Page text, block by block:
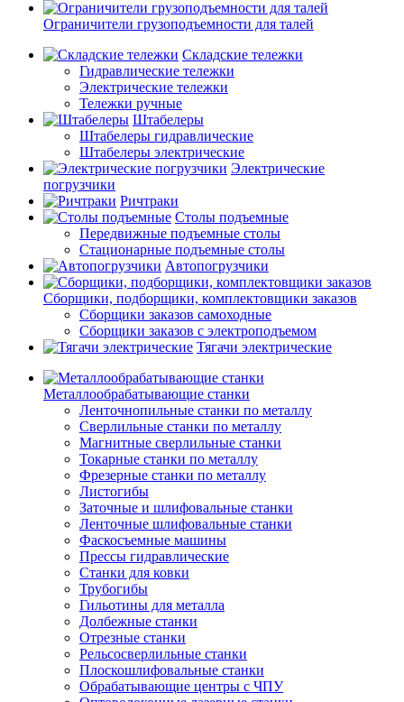
Ограничители грузоподъемности для талей
Складские тележки
Гидравлические тележки
Электрические тележки
Тележки ручные
Штабелеры
Штабелеры гидравлические
Штабелеры электрические
Электрические
погрузчики
Ричтраки
Столы подъемные
Передвижные подъемные столы
Стационарные подъемные столы
Автопогрузчики
Сборщики, подборщики, комплектовщики заказов
Сборщики заказов самоходные
Сборщики заказов с электроподъемом
Тягачи электрические
Металлообрабатывающие станки
Ленточнопильные станки по металлу
Сверлильные станки по металлу
Магнитные сверлильные станки
Токарные станки по металлу
Фрезерные станки по металлу
Листогибы
Заточные и шлифовальные станки
Ленточные шлифовальные станки
Фаскосъемные машины
Прессы гидравлические
Станки для ковки
Трубогибы
Гильотины для металла
Долбежные станки
Отрезные станки
Рельсосверлильные станки
Плоскошлифовальные станки
Обрабатывающие центры с ЧПУ